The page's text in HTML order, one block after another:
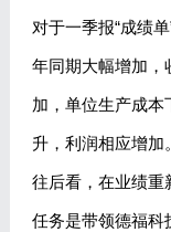
对于一季报“成绩
年同期大幅增加，
加，单位生产成
升，利润相应增加。
往后看，在业绩重
任务是带领德福科